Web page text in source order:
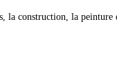
la construction, la